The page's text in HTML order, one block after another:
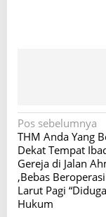
N
a
v
i
g
Pos sebelumnya
THM Anda Yang
Dekat Tempat
Gereja di Jalan
,Bebas
Larut Pagi
Hukum